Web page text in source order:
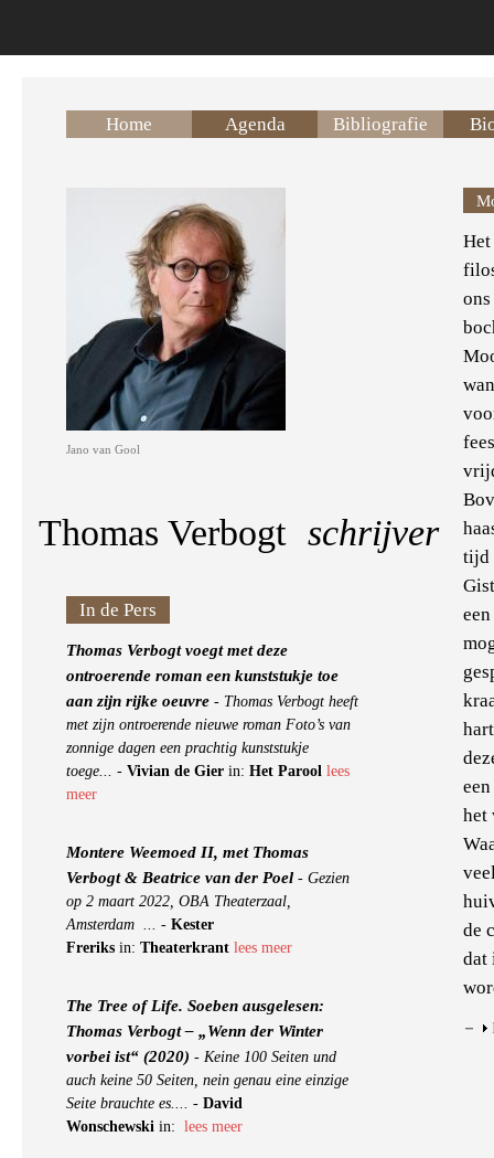
Home Agenda Bibliografie
Jano van Gool
Thomas Verbogt schrijver
In de Pers
Thomas Verbogt voegt met deze
ontroerende roman een kunststukje toe
aan zijn rijke oeuvre - Thomas Verbogt heeft
met zijn ontroerende nieuwe roman Foto’s van
zonnige dagen een prachtig kunststukje
toege... - Vivian de Gier in: Het Parool lees
meer
Montere Weemoed II, met Thomas
Verbogt & Beatrice van der Poel - Gezien
op 2 maart 2022, OBA Theaterzaal,
Amsterdam ... - Kester
Freriks in: Theaterkrant lees meer
The Tree of Life. Soeben ausgelesen:
Thomas Verbogt – „Wenn der Winter
vorbei ist“ (2020) - Keine 100 Seiten und
auch keine 50 Seiten, nein genau eine einzige
Seite brauchte es.... - David
Wonschewski in: lees meer
tijd
het
de
dat